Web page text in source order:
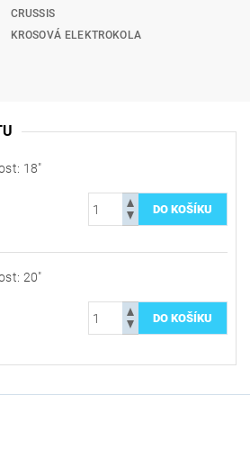
CRUSSIS
KROSOVÁ ELEKTROKOLA
18"
20"